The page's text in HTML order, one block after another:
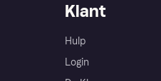
Klant
Hulp
Login